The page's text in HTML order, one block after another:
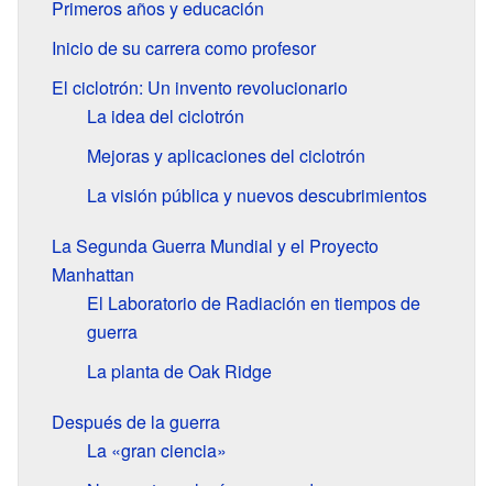
Primeros años y educación
Inicio de su carrera como profesor
El ciclotrón: Un invento revolucionario
La idea del ciclotrón
Mejoras y aplicaciones del ciclotrón
La visión pública y nuevos descubrimientos
La Segunda Guerra Mundial y el Proyecto
Manhattan
El Laboratorio de Radiación en tiempos de
guerra
La planta de Oak Ridge
Después de la guerra
La «gran ciencia»